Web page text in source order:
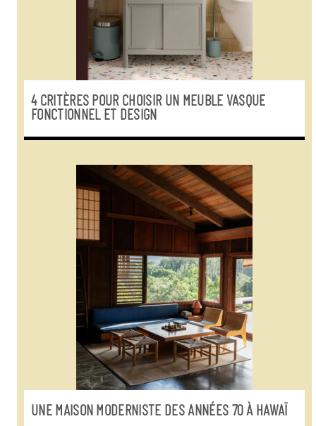
4 CRITÈRES POUR CHOISIR UN MEUBLE VASQUE
FONCTIONNEL ET DESIGN
UNE MAISON MODERNISTE DES ANNÉES 70 À HAWAÏ